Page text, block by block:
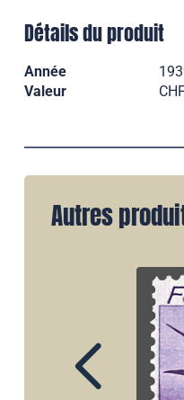
Détails du produit
Année
Valeur
Autres